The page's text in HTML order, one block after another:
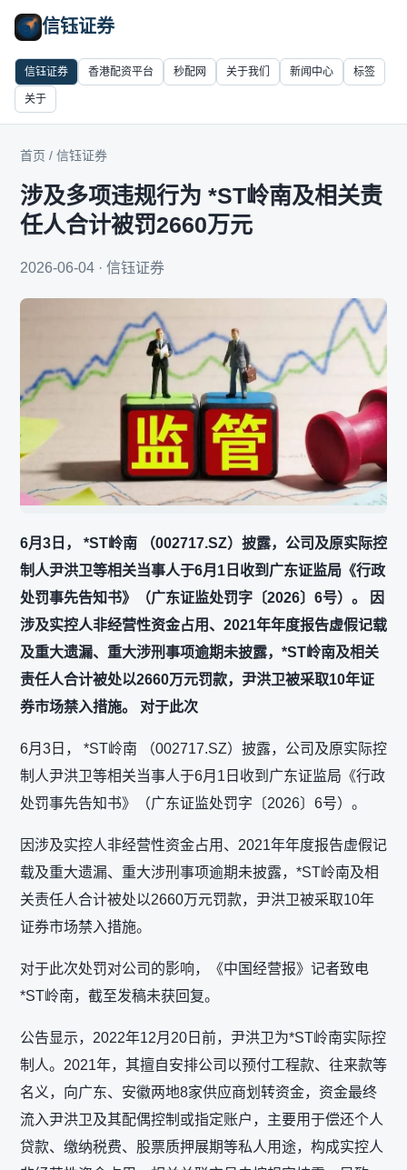
信钰证券
信钰证券 香港配资平台 秒配网 关于我们 新闻中心 标签
关于
首页 / 信钰证券
涉及多项违规行为 *ST岭南及相关责
任人合计被罚2660万元
2026-06-04 · 信钰证券
6月3日， *ST岭南 （002717.SZ）披露，公司及原实际控
制人尹洪卫等相关当事人于6月1日收到广东证监局《行政
处罚事先告知书》（广东证监处罚字〔2026〕6号）。 因
涉及实控人非经营性资金占用、2021年年度报告虚假记载
及重大遗漏、重大涉刑事项逾期未披露，*ST岭南及相关
责任人合计被处以2660万元罚款，尹洪卫被采取10年证
券市场禁入措施。 对于此次
6月3日， *ST岭南 （002717.SZ）披露，公司及原实际控
制人尹洪卫等相关当事人于6月1日收到广东证监局《行政
处罚事先告知书》（广东证监处罚字〔2026〕6号）。
因涉及实控人非经营性资金占用、2021年年度报告虚假记
载及重大遗漏、重大涉刑事项逾期未披露，*ST岭南及相
关责任人合计被处以2660万元罚款，尹洪卫被采取10年
证券市场禁入措施。
对于此次处罚对公司的影响，《中国经营报》记者致电
*ST岭南，截至发稿未获回复。
公告显示，2022年12月20日前，尹洪卫为*ST岭南实际控
制人。2021年，其擅自安排公司以预付工程款、往来款等
名义，向广东、安徽两地8家供应商划转资金，资金最终
流入尹洪卫及其配偶控制或指定账户，主要用于偿还个人
贷款、缴纳税费、股票质押展期等私人用途，构成实控人